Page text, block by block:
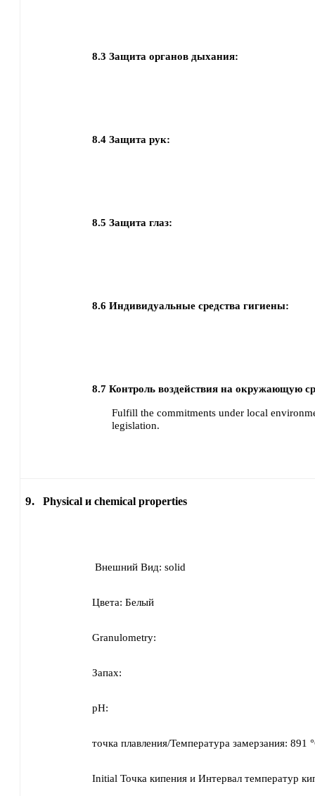
8.3 Защита органов дыхания:
8.4 Защита рук:
8.5 Защита глаз:
8.6 Индивидуальные средства гигиены:
8.7 Контроль воздействия на окружающую
Fulfill the commitments under local
legislation.
9. Physical и chemical properties
Внешний Вид: solid
Цвета: Белый
Granulometry:
Запах:
pH:
точка плавления/Температура замерзания: 891
Initial Точка кипения и Интервал температур